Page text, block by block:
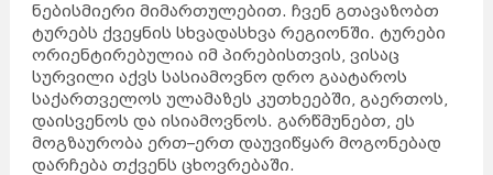
ნებისმიერი მიმართულებით. ჩვენ გთავაზობთ
ტურებს ქვეყნის სხვადასხვა რეგიონში. ტურები
ორიენტირებულია იმ პირებისთვის, ვისაც
სურვილი აქვს სასიამოვნო დრო გაატაროს
საქართველოს ულამაზეს კუთხეებში, გაერთოს,
დაისვენოს და ისიამოვნოს. გარწმუნებთ, ეს
მოგზაურობა ერთ–ერთ დაუვიწყარ მოგონებად
დარჩება თქვენს ცხოვრებაში.